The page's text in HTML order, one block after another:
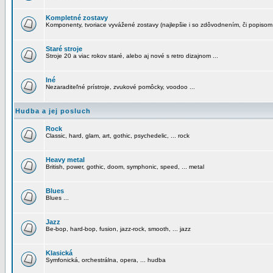
Kompletné zostavy
Komponenty, tvoriace vyvážené zostavy (najlepšie i so zdôvodnením, či
Staré stroje
Stroje 20 a viac rokov staré, alebo aj nové s retro dizajnom ...
Iné
Nezaraditeľné prístroje, zvukové pomôcky, voodoo ...
Hudba a jej posluch
Rock
Classic, hard, glam, art, gothic, psychedelic, ... rock
Heavy metal
British, power, gothic, doom, symphonic, speed, ... metal
Blues
Blues ...
Jazz
Be-bop, hard-bop, fusion, jazz-rock, smooth, ... jazz
Klasická
Symfonická, orchestrálna, opera, ... hudba